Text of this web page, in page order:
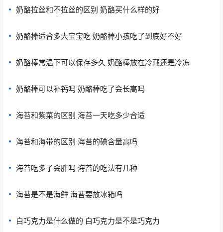
奶酪拉丝和不拉丝的区别 奶酪买什么样的好
奶酪棒适合多大宝宝吃 奶酪棒小孩吃了到底好不好
奶酪棒常温下可以保存多久 奶酪棒放在冷藏还是冷冻
奶酪棒可以补钙吗 奶酪棒吃了会长高吗
海苔和紫菜的区别 海苔一天吃多少合适
海苔和海带的区别 海苔的碘含量高吗
海苔吃多了会胖吗 海苔的吃法有几种
海苔是不是海鲜 海苔要放冰箱吗
白巧克力是什么做的 白巧克力是不是巧克力